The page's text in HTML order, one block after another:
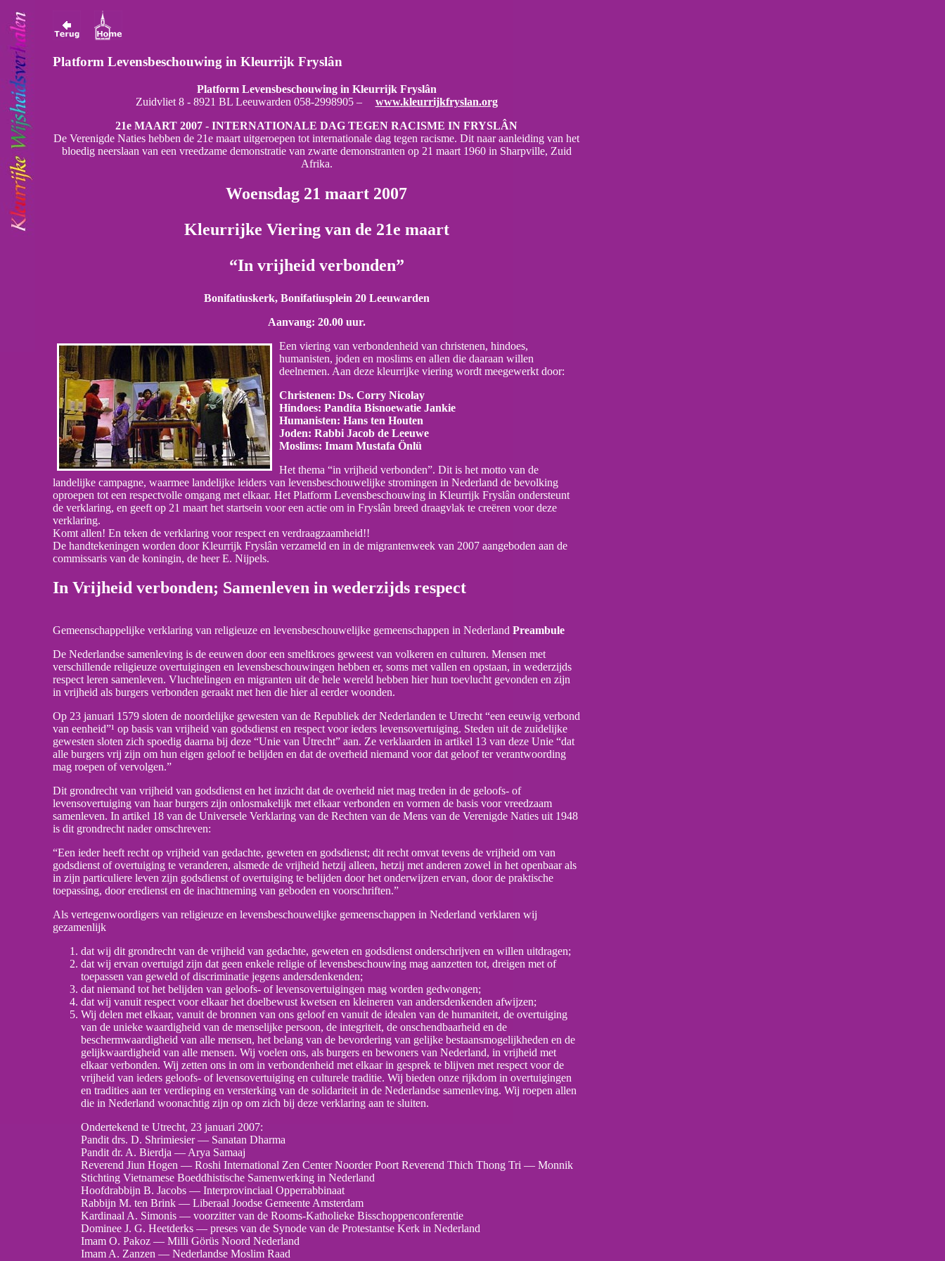
Platform Levensbeschouwing in Kleurrijk Fryslân
Platform Levensbeschouwing in Kleurrijk Fryslân
Zuidvliet 8 - 8921 BL Leeuwarden 058-2998905 –
www.kleurrijkfryslan.org
21e MAART 2007 - INTERNATIONALE DAG TEGEN RACISME IN FRYSLÂN
De Verenigde Naties hebben de 21e maart uitgeroepen tot internationale dag tegen racisme. Dit naar aanleiding van het
bloedig neerslaan van een vreedzame demonstratie van zwarte demonstranten op 21 maart 1960 in Sharpville, Zuid
Afrika.
Woensdag 21 maart 2007
Kleurrijke Viering van de 21e maart
“In vrijheid verbonden”
Bonifatiuskerk, Bonifatiusplein 20 Leeuwarden
Aanvang: 20.00 uur.
Een viering van verbondenheid van christenen, hindoes,
humanisten, joden en moslims en allen die daaraan willen
deelnemen. Aan deze kleurrijke viering wordt meegewerkt door:
Christenen: Ds. Corry Nicolay
Hindoes: Pandita Bisnoewatie Jankie
Humanisten: Hans ten Houten
Joden: Rabbi Jacob de Leeuwe
Moslims: Imam Mustafa Önlü
Het thema “in vrijheid verbonden”. Dit is het motto van de
landelijke campagne, waarmee landelijke leiders van levensbeschouwelijke stromingen in Nederland de bevolking
oproepen tot een respectvolle omgang met elkaar. Het Platform Levensbeschouwing in Kleurrijk Fryslân ondersteunt
de verklaring, en geeft op 21 maart het startsein voor een actie om in Fryslân breed draagvlak te creëren voor deze
verklaring.
Komt allen! En teken de verklaring voor respect en verdraagzaamheid!!
De handtekeningen worden door Kleurrijk Fryslân verzameld en in de migrantenweek van 2007 aangeboden aan de
commissaris van de koningin, de heer E. Nijpels.
In Vrijheid verbonden; Samenleven in wederzijds respect
Gemeenschappelijke verklaring van religieuze en levensbeschouwelijke gemeenschappen in Nederland Preambule
De Nederlandse samenleving is de eeuwen door een smeltkroes geweest van volkeren en culturen. Mensen met
verschillende religieuze overtuigingen en levensbeschouwingen hebben er, soms met vallen en opstaan, in wederzijds
respect leren samenleven. Vluchtelingen en migranten uit de hele wereld hebben hier hun toevlucht gevonden en zijn
in vrijheid als burgers verbonden geraakt met hen die hier al eerder woonden.
Op 23 januari 1579 sloten de noordelijke gewesten van de Republiek der Nederlanden te Utrecht “een eeuwig verbond
van eenheid”¹ op basis van vrijheid van godsdienst en respect voor ieders levensovertuiging. Steden uit de zuidelijke
gewesten sloten zich spoedig daarna bij deze “Unie van Utrecht” aan. Ze verklaarden in artikel 13 van deze Unie “dat
alle burgers vrij zijn om hun eigen geloof te belijden en dat de overheid niemand voor dat geloof ter verantwoording
mag roepen of vervolgen.”
Dit grondrecht van vrijheid van godsdienst en het inzicht dat de overheid niet mag treden in de geloofs- of
levensovertuiging van haar burgers zijn onlosmakelijk met elkaar verbonden en vormen de basis voor vreedzaam
samenleven. In artikel 18 van de Universele Verklaring van de Rechten van de Mens van de Verenigde Naties uit 1948
is dit grondrecht nader omschreven:
“Een ieder heeft recht op vrijheid van gedachte, geweten en godsdienst; dit recht omvat tevens de vrijheid om van
godsdienst of overtuiging te veranderen, alsmede de vrijheid hetzij alleen, hetzij met anderen zowel in het openbaar als
in zijn particuliere leven zijn godsdienst of overtuiging te belijden door het onderwijzen ervan, door de praktische
toepassing, door eredienst en de inachtneming van geboden en voorschriften.”
Als vertegenwoordigers van religieuze en levensbeschouwelijke gemeenschappen in Nederland verklaren wij
gezamenlijk
dat wij dit grondrecht van de vrijheid van gedachte, geweten en godsdienst onderschrijven en willen uitdragen;
dat wij ervan overtuigd zijn dat geen enkele religie of levensbeschouwing mag aanzetten tot, dreigen met of
toepassen van geweld of discriminatie jegens andersdenkenden;
dat niemand tot het belijden van geloofs- of levensovertuigingen mag worden gedwongen;
dat wij vanuit respect voor elkaar het doelbewust kwetsen en kleineren van andersdenkenden afwijzen;
Wij delen met elkaar, vanuit de bronnen van ons geloof en vanuit de idealen van de humaniteit, de overtuiging
van de unieke waardigheid van de menselijke persoon, de integriteit, de onschendbaarheid en de
beschermwaardigheid van alle mensen, het belang van de bevordering van gelijke bestaansmogelijkheden en de
gelijkwaardigheid van alle mensen. Wij voelen ons, als burgers en bewoners van Nederland, in vrijheid met
elkaar verbonden. Wij zetten ons in om in verbondenheid met elkaar in gesprek te blijven met respect voor de
vrijheid van ieders geloofs- of levensovertuiging en culturele traditie. Wij bieden onze rijkdom in overtuigingen
en tradities aan ter verdieping en versterking van de solidariteit in de Nederlandse samenleving. Wij roepen allen
die in Nederland woonachtig zijn op om zich bij deze verklaring aan te sluiten.
Ondertekend te Utrecht, 23 januari 2007:
Pandit drs. D. Shrimiesier — Sanatan Dharma
Pandit dr. A. Bierdja — Arya Samaaj
Reverend Jiun Hogen — Roshi International Zen Center Noorder Poort Reverend Thich Thong Tri — Monnik
Stichting Vietnamese Boeddhistische Samenwerking in Nederland
Hoofdrabbijn B. Jacobs — Interprovinciaal Opperrabbinaat
Rabbijn M. ten Brink — Liberaal Joodse Gemeente Amsterdam
Kardinaal A. Simonis — voorzitter van de Rooms-Katholieke Bisschoppenconferentie
Dominee J. G. Heetderks — preses van de Synode van de Protestantse Kerk in Nederland
Imam O. Pakoz — Milli Görüs Noord Nederland
Imam A. Zanzen — Nederlandse Moslim Raad